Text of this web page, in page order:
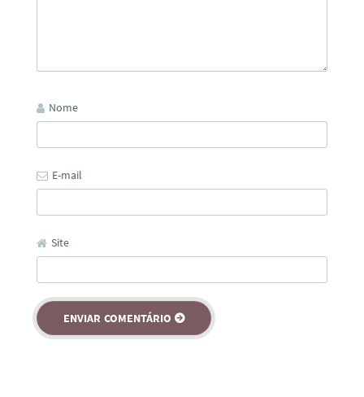
Nome
E-mail
Site